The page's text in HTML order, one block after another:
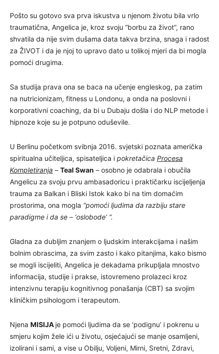
Pošto su gotovo sva prva iskustva u njenom životu bila vrlo
traumatična, Angelica je, kroz svoju “borbu za život”, rano
shvatila da nije svim dušama data takva brzina, snaga i radost
za ŽIVOT i da je njoj to upravo dato u tolikoj mjeri da bi mogla
pomoći drugima.
Sa studija prava ona se baca na učenje engleskog, pa zatim
na nutricionizam, fitness u Londonu, a onda na poslovni i
korporativni coaching, da bi u Dubaju došla i do NLP metode i
hipnoze koje su je potpuno oduševile.
U Berlinu početkom svibnja 2016. svjetski poznata američka
spiritualna učiteljica, spisateljica i pokretačica Procesa
Kompletiranja – Teal Swan – osobno je odabrala i obučila
Angelicu za svoju prvu ambasadoricu i praktičarku iscijeljenja
trauma za Balkan i Bliski Istok kako bi na tim domaćim
prostorima, ona mogla “pomoći ljudima da razbiju stare
paradigme i da se – ‘oslobode’ ”.
Gladna za dubljim znanjem o ljudskim interakcijama i našim
bolnim obrascima, za svim zasto i kako pitanjima, kako bismo
se mogli iscijeliti, Angelica je dekadama prikupljala mnostvo
informacija, studije i prakse, istovremeno prolazeci kroz
intenzivnu terapiju kognitivnog ponašanja (CBT) sa svojim
kliničkim psihologom i terapeutom.
Njena MISIJA je pomoći ljudima da se ‘podignu’ i pokrenu u
smjeru kojim žele ići u životu, osjećajući se manje osamljeni,
izolirani i sami, a vise u Obilju, Voljeni, Mirni, Sretni, Zdravi,